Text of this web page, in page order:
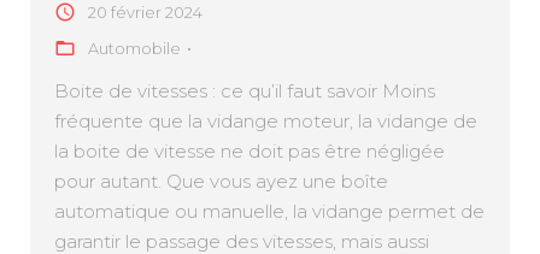
20 février 2024
Automobile
Boite de vitesses : ce qu’il faut savoir Moins
fréquente que la vidange moteur, la vidange de
la boite de vitesse ne doit pas être négligée
pour autant. Que vous ayez une boîte
automatique ou manuelle, la vidange permet de
garantir le passage des vitesses, mais aussi